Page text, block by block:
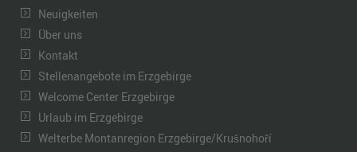
Neuigkeiten
Über uns
Kontakt
Stellenangebote im Erzgebirge
Welcome Center Erzgebirge
Urlaub im Erzgebirge
Welterbe Montanregion Erzgebirge/Krušnohoří